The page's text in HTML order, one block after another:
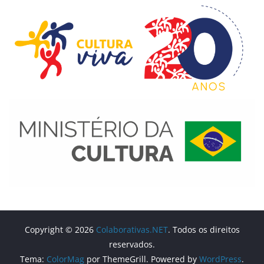
Copyright © 2026 Colaborativas.NET. Todos os direitos
reservados.
Tema: ColorMag por ThemeGrill. Powered by WordPress.